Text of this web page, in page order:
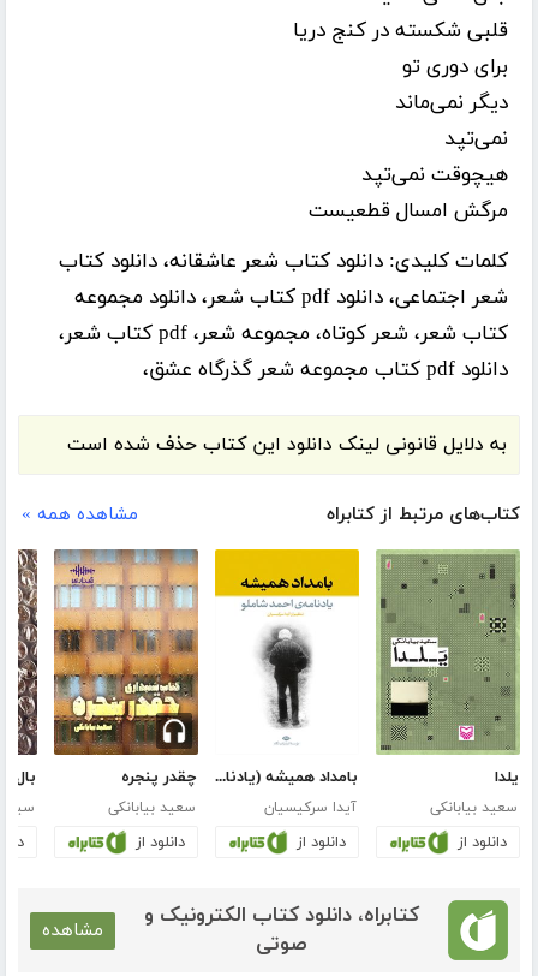
قلبی شکسته در کنج دریا
برای دوری تو
دیگر نمی‌ماند
نمی‌تپد
هیچوقت نمی‌تپد
مرگش امسال قطعیست
کلمات کلیدی: دانلود کتاب شعر عاشقانه، دانلود کتاب
شعر اجتماعی، دانلود pdf کتاب شعر، دانلود مجموعه
کتاب شعر، شعر کوتاه، مجموعه شعر، pdf کتاب شعر،
دانلود pdf کتاب مجموعه شعر گذرگاه عشق،
به دلایل قانونی لینک دانلود این کتاب حذف شده است
کتاب‌های مرتبط از کتابراه مشاهده همه »
یلدا
سعید بیابانکی
دانلود از
بامداد همیشه (یادنامه احمد شاملو)
آیدا سرکیسیان
دانلود از
چقدر پنجره
سعید بیابانکی
دانلود از
سید
کتابراه، دانلود کتاب الکترونیک و
صوتی
مشاهده